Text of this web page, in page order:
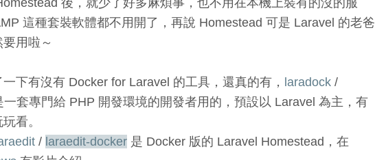
後，就少了好多麻煩事，也不用在本機上裝有的沒的服
這種套裝軟體都不用開了，再說 Homestead 可是 Laravel 的老爸
用啦～
下有沒有 Docker for Laravel 的工具，還真的有， laradock /
一套專門給 PHP 開發環境的開發者用的，預設以 Laravel 為主，有
看。
/ laraedit-docker 是 Docker 版的 Laravel Homestead，在